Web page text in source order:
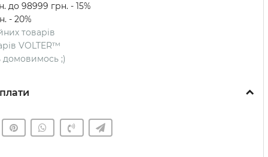
до 98999 грн. - 15%
- 20%
товарів
VOLTER™
домовимось ;)